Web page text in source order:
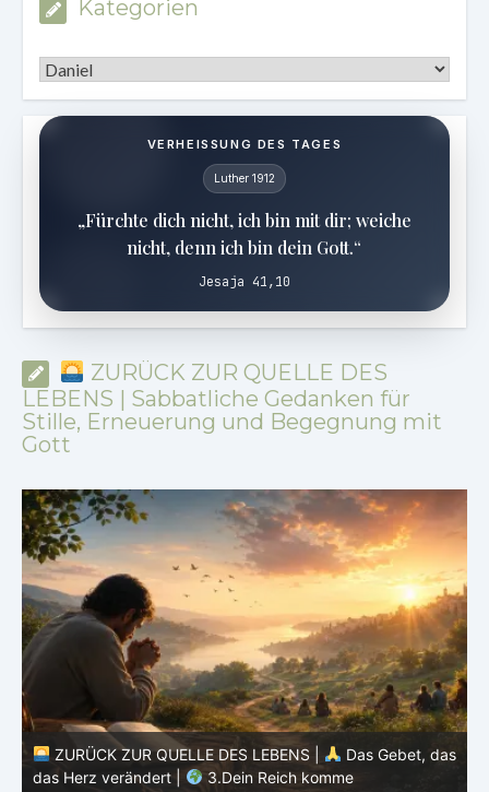
Kategorien
Kategorien
VERHEISSUNG DES TAGES
Luther 1912
„Fürchte dich nicht, ich bin mit dir; weiche
nicht, denn ich bin dein Gott.“
Jesaja 41,10
ZURÜCK ZUR QUELLE DES
LEBENS | Sabbatliche Gedanken für
Stille, Erneuerung und Begegnung mit
Gott
ZURÜCK ZUR QUELLE DES LEBENS |
Das Gebet, das
das Herz verändert |
2.Geheiligt werde dein Name